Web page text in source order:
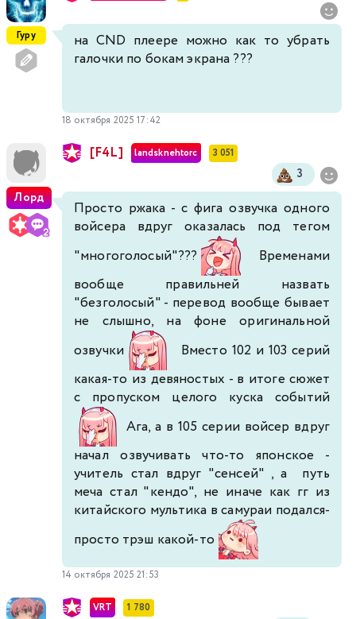
Гуру
на CND плеере можно как то убрать
галочки по бокам экрана ???
18 октября 2025 17:42
Лорд
[F4L] landsknehtorc 3 051
3
Просто ржака - с фига озвучка одного
войсера вдруг оказалась под тегом
"многоголосый"???
Временами
вообще правильней назвать
"безголосый" - перевод вообще бывает
не слышно, на фоне оригинальной
озвучки
Вместо 102 и 103 серий
какая-то из девяностых - в итоге сюжет
с пропуском целого куска событий
Ага, а в 105 серии войсер вдруг
начал озвучивать что-то японское -
учитель стал вдруг "сенсей" , а путь
меча стал "кендо", не иначе как гг из
китайского мультика в самураи подался-
просто трэш какой-то
14 октября 2025 21:53
VRT 1 780